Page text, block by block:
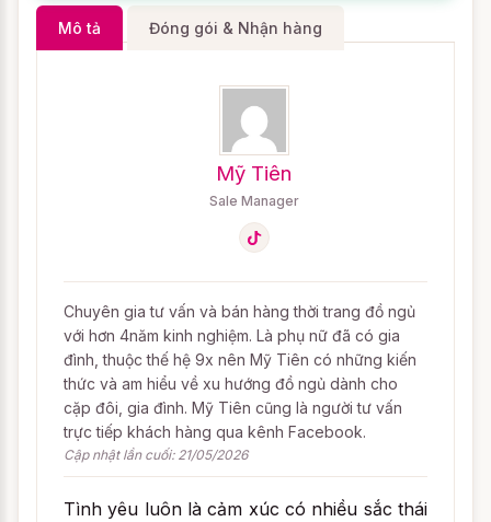
Mô tả Đóng gói & Nhận hàng
Mỹ Tiên
Sale Manager
Chuyên gia tư vấn và bán hàng thời trang đồ ngủ
với hơn 4năm kinh nghiệm. Là phụ nữ đã có gia
đình, thuộc thế hệ 9x nên Mỹ Tiên có những kiến
thức và am hiểu về xu hướng đồ ngủ dành cho
cặp đôi, gia đình. Mỹ Tiên cũng là người tư vấn
trực tiếp khách hàng qua kênh Facebook.
Cập nhật lần cuối: 21/05/2026
Tình yêu luôn là cảm xúc có nhiều sắc thái